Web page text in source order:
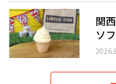
関
ソ